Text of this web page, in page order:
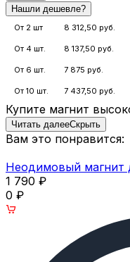
От 2 шт 8 312,50 руб.
От 4 шт. 8 137,50 руб.
От 6 шт. 7 875 руб.
От 10 шт. 7 437,50 руб.
Купите магнит
Читать далееСкрыть
Вам это понравится:
Неодимовый магнит
1 790 ₽
0 ₽